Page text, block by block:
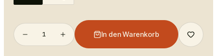
1 In den Warenkorb